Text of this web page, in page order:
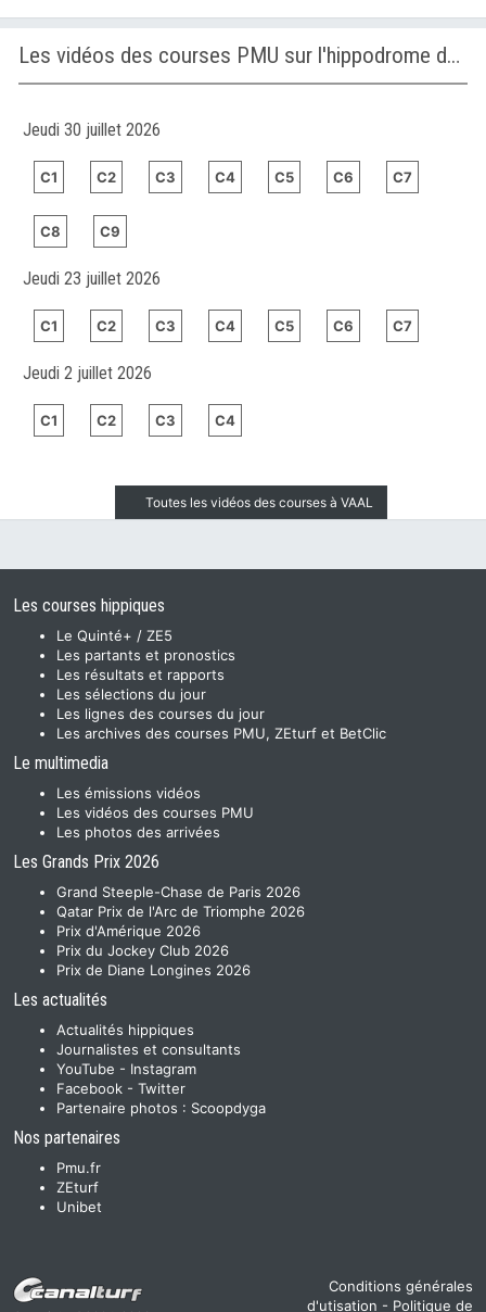
Les vidéos des courses PMU sur l'hippodrome de VAAL
Jeudi 30 juillet 2026
C1 C2 C3 C4 C5 C6 C7
C8 C9
Jeudi 23 juillet 2026
C1 C2 C3 C4 C5 C6 C7
Jeudi 2 juillet 2026
C1 C2 C3 C4
Toutes les vidéos des courses à VAAL
Les courses hippiques
Le Quinté+ / ZE5
Les partants et pronostics
Les résultats et rapports
Les sélections du jour
Les lignes des courses du jour
Les archives des courses PMU, ZEturf et BetClic
Le multimedia
Les émissions vidéos
Les vidéos des courses PMU
Les photos des arrivées
Les Grands Prix 2026
Grand Steeple-Chase de Paris 2026
Qatar Prix de l'Arc de Triomphe 2026
Prix d'Amérique 2026
Prix du Jockey Club 2026
Prix de Diane Longines 2026
Les actualités
Actualités hippiques
Journalistes et consultants
YouTube - Instagram
Facebook - Twitter
Partenaire photos : Scoopdyga
Nos partenaires
Pmu.fr
ZEturf
Unibet
Conditions générales
d'utisation - Politique de